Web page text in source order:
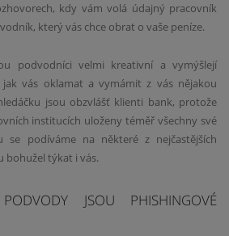
kdy vám volá údajný pracovník
který vás chce obrat o vaše peníze.
podvodníci velmi kreativní a vymýšlejí
vás oklamat a vymámit z vás nějakou
jsou obzvlášť klienti bank, protože
institucích uloženy téměř všechny své
se podíváme na některé z nejčastějších
bohužel týkat i vás.
PODVODY JSOU PHISHINGOVÉ